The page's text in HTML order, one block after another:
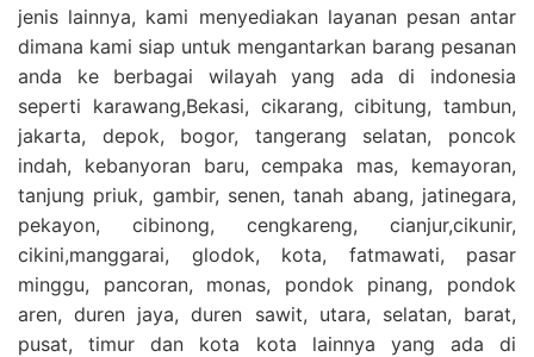
jenis lainnya, kami menyediakan layanan pesan antar
dimana kami siap untuk mengantarkan barang pesanan
anda ke berbagai wilayah yang ada di indonesia
seperti karawang,Bekasi, cikarang, cibitung, tambun,
jakarta, depok, bogor, tangerang selatan, poncok
indah, kebanyoran baru, cempaka mas, kemayoran,
tanjung priuk, gambir, senen, tanah abang, jatinegara,
pekayon, cibinong, cengkareng, cianjur,cikunir,
cikini,manggarai, glodok, kota, fatmawati, pasar
minggu, pancoran, monas, pondok pinang, pondok
aren, duren jaya, duren sawit, utara, selatan, barat,
pusat, timur dan kota kota lainnya yang ada di